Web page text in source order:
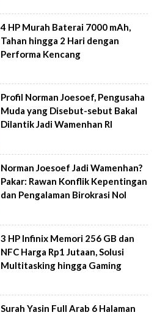
4 HP Murah Baterai 7000 mAh,
Tahan hingga 2 Hari dengan
Performa Kencang
Profil Norman Joesoef, Pengusaha
Muda yang Disebut-sebut Bakal
Dilantik Jadi Wamenhan RI
Norman Joesoef Jadi Wamenhan?
Pakar: Rawan Konflik Kepentingan
dan Pengalaman Birokrasi Nol
3 HP Infinix Memori 256 GB dan
NFC Harga Rp1 Jutaan, Solusi
Multitasking hingga Gaming
Surah Yasin Full Arab 6 Halaman